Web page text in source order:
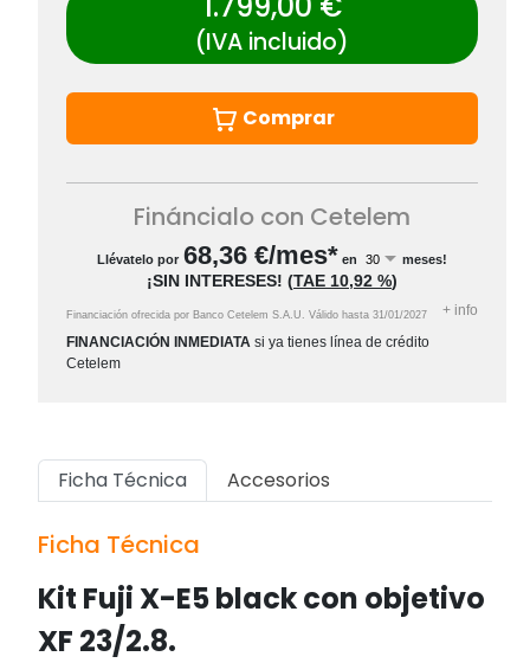
(IVA incluido)
Comprar
Fináncialo con Cetelem
Llévatelo por 68,36 €/mes* en meses!
¡SIN INTERESES! (TAE 10,92 %)
Financiación ofrecida por Banco Cetelem S.A.U. Válido hasta 31/01/2027 + info
FINANCIACIÓN INMEDIATA si ya tienes línea de crédito
Cetelem
Ficha Técnica Accesorios
Ficha Técnica
Kit Fuji X-E5 black con objetivo
XF 23/2.8.